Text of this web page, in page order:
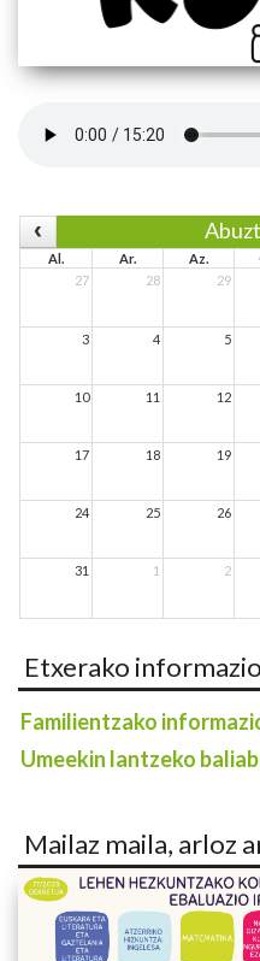
Al. Ar. Az.
27
28 29
3 4 5
10 11 12
17 18 19
24 25 26
31 1 2
Etxerako
Familientzako
Umeekin lantzeko
Mailaz maila, arloz